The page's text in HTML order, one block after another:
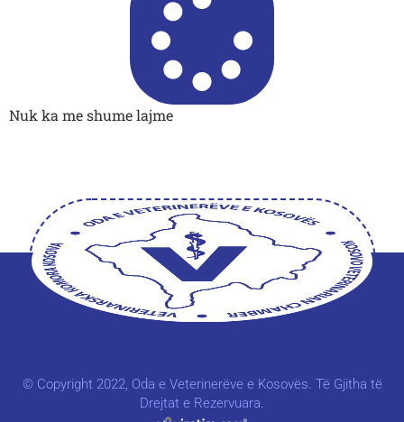
Nuk ka me shume lajme
© Copyright 2022, Oda e Veterinerëve e Kosovës. Të Gjitha të
Drejtat e Rezervuara.